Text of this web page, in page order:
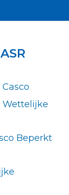
Wettelijke
Beperkt